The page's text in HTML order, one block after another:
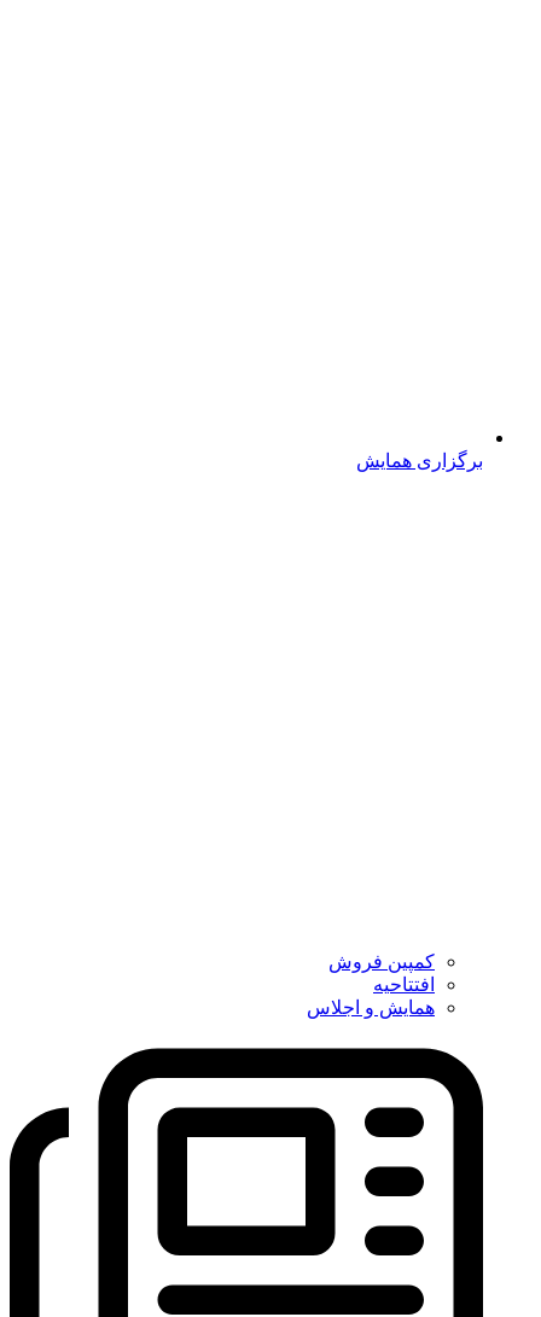
برگزاری همایش
کمپین فروش
افتتاحیه
همایش و اجلاس